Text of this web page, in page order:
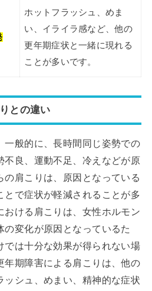
ホットフラッシュ、めま
い、イライラ感など、他の
更年期症状と一緒に現れる
ことが多いです。
との違い
一般的に、長時間同じ姿勢での
不良、運動不足、冷えなどが原
の肩こりは、原因となっている
とで症状が軽減されることが多
おける肩こりは、女性ホルモン
の変化が原因となっているた
では十分な効果が得られない場
年期障害による肩こりは、他の
ッシュ、めまい、精神的な症状